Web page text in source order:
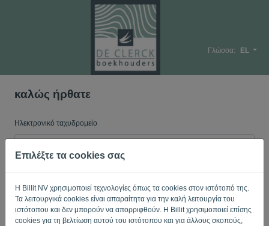
Επιλέξτε τα cookies σας
Η Billit NV χρησιμοποιεί τεχνολογίες όπως τα cookies στον ιστότοπό της.
Τα λειτουργικά cookies είναι απαραίτητα για την καλή λειτουργία του
ιστότοπου και δεν μπορούν να απορριφθούν. Η Billit χρησιμοποιεί επίσης
cookies για τη βελτίωση αυτού του ιστότοπου και για άλλους σκοπούς,
Γλώσσα: EL
καλώς ήρθατε
Ηλεκτρονικό ταχυδρομείο
Θύμισε μου Ξεχάσατε τον κωδικό?